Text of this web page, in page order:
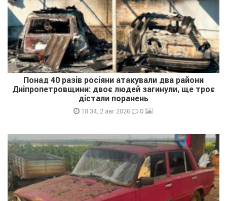
Понад 40 разів росіяни атакували два райони
Дніпропетровщини: двоє людей загинули, ще троє
дістали поранень
18:34, 2 авг 2026 0